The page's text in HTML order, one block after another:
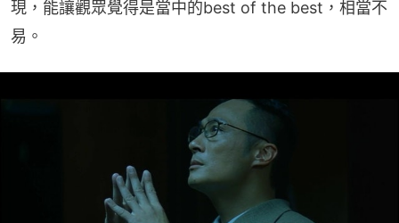
現，能讓觀眾覺得是當中的best of the best，相當不
易。